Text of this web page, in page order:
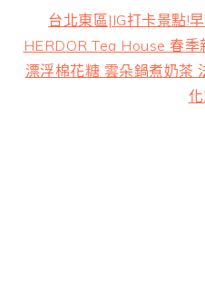
台北東區|IG打卡景點!
HERDOR Tea House 春
漂浮棉花糖 雲朵鍋煮奶茶